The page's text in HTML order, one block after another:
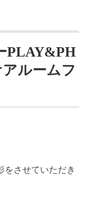
PLAY&PH
ルームフ
をさせていただき